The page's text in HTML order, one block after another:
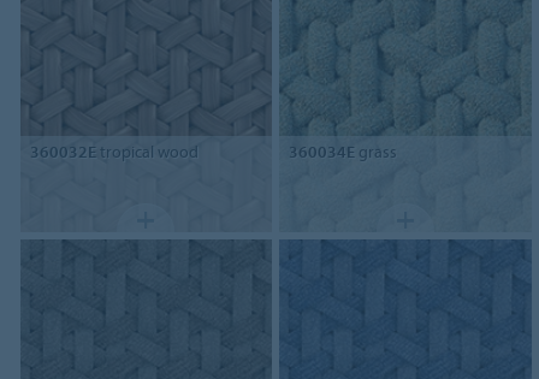
360032Etropical wood 360034E grass